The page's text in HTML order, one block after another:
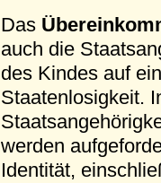
Das
auch die
des Kindes auf
Staatenlosigkeit.
werden
Identität,